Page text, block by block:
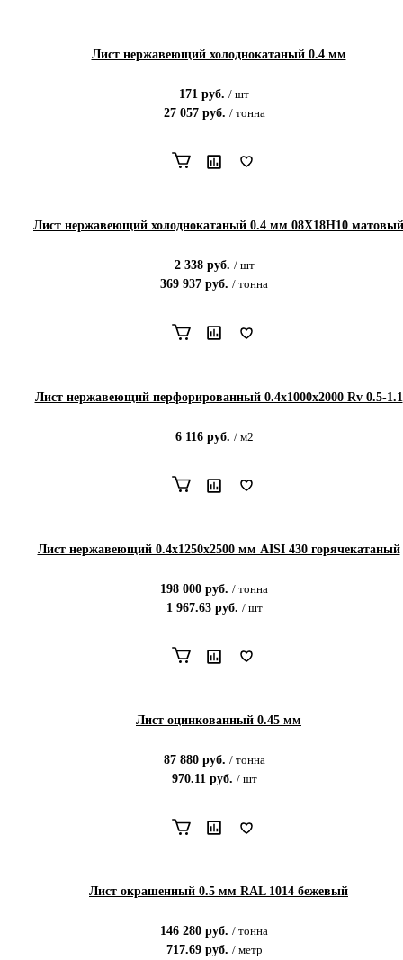
Лист нержавеющий холоднокатаный 0.4 мм
171 руб. / шт
27 057руб. / тонна
Лист нержавеющий холоднокатаный 0.4 мм 08Х18Н10 матовый
2 338руб. / шт
369 937 руб. / тонна
Лист нержавеющий перфорированный 0.4х1000х2000 Rv 0.5-1.1
6 116руб. / м2
Лист нержавеющий 0.4х1250х2500 мм AISI 430 горячекатаный
198 000 руб. / тонна
1 967.63руб. / шт
Лист оцинкованный 0.45 мм
87 880руб. / тонна
970.11руб. / шт
Лист окрашенный 0.5 мм RAL 1014 бежевый
146 280 руб. / тонна
717.69руб. / метр